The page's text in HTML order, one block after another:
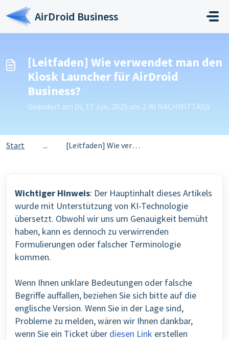
Zum hauptsächlichen Inhalt gehen
AirDroid Business
[Leitfaden] Wie verwendet man den
Kiosk Launcher für AirDroid
Business?
Geändert am Di, 17 Jun, 2025 um 2:40 NACHMITTAGS
Start ... [Leitfaden] Wie verwendet man den Kiosk Launcher für AirD...
Wichtiger Hinweis: Der Hauptinhalt dieses Artikels
wurde mit Unterstützung von KI-Technologie
übersetzt. Obwohl wir uns um Genauigkeit bemüht
haben, kann es dennoch zu verwirrenden
Formulierungen oder falscher Terminologie
kommen.
Wenn Ihnen unklare Bedeutungen oder falsche
Begriffe auffallen, beziehen Sie sich bitte auf die
englische Version. Wenn Sie in der Lage sind,
Probleme zu melden, wären wir Ihnen dankbar,
wenn Sie ein Ticket über diesen Link erstellen